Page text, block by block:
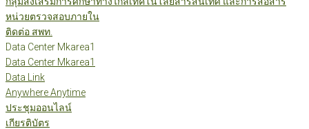
หน่วยตรวจสอบภายใน
ติดต่อ สพท.
Data Center Mkarea1
Data Center Mkarea1
Data Link
Anywhere Anytime
ประชุมออนไลน์
เกียรติบัตร